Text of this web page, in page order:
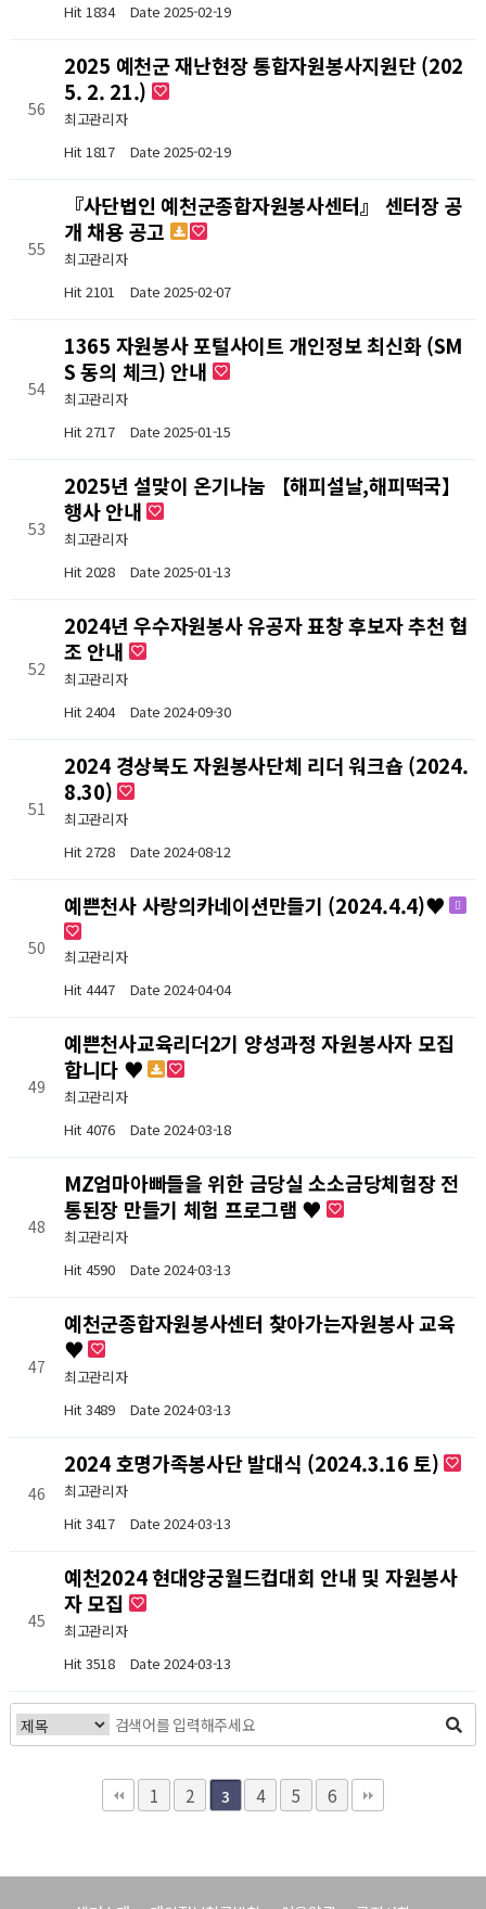
Hit 1834
Date 2025-02-19
56
2025 예천군 재난현장 통합자원봉사지원단 (202
5. 2. 21.)
최고관리자
Hit 1817
Date 2025-02-19
55
『사단법인 예천군종합자원봉사센터』 센터장 공
개 채용 공고
최고관리자
Hit 2101
Date 2025-02-07
54
1365 자원봉사 포털사이트 개인정보 최신화 (SM
S 동의 체크) 안내
최고관리자
Hit 2717
Date 2025-01-15
53
2025년 설맞이 온기나눔 【해피설날,해피떡국】
행사 안내
최고관리자
Hit 2028
Date 2025-01-13
52
2024년 우수자원봉사 유공자 표창 후보자 추천 협
조 안내
최고관리자
Hit 2404
Date 2024-09-30
51
2024 경상북도 자원봉사단체 리더 워크숍 (2024.
8.30)
최고관리자
Hit 2728
Date 2024-08-12
50
예쁜천사 사랑의카네이션만들기 (2024.4.4)♥
최고관리자
Hit 4447
Date 2024-04-04
49
예쁜천사교육리더2기 양성과정 자원봉사자 모집
합니다 ♥
최고관리자
Hit 4076
Date 2024-03-18
48
MZ엄마아빠들을 위한 금당실 소소금당체험장 전
통된장 만들기 체험 프로그램 ♥
최고관리자
Hit 4590
Date 2024-03-13
47
예천군종합자원봉사센터 찾아가는자원봉사 교육
♥
최고관리자
Hit 3489
Date 2024-03-13
46
2024 호명가족봉사단 발대식 (2024.3.16 토)
최고관리자
Hit 3417
Date 2024-03-13
45
예천2024 현대양궁월드컵대회 안내 및 자원봉사
자 모집
최고관리자
Hit 3518
Date 2024-03-13
1 2 3 4 5 6